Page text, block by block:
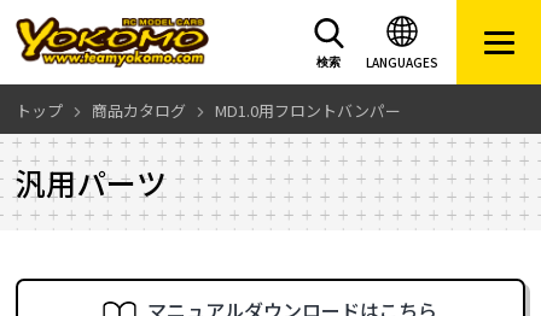
LANGUAGES
検索
トップ 商品カタログ MD1.0用フロントバンパー
汎用パーツ
マニュアルダウンロードはこちら